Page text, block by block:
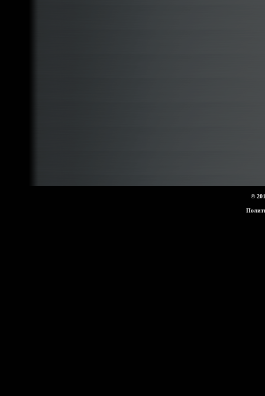
©